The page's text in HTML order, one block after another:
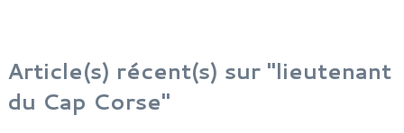
Article(s) récent(s) sur "lieutenant
du Cap Corse"